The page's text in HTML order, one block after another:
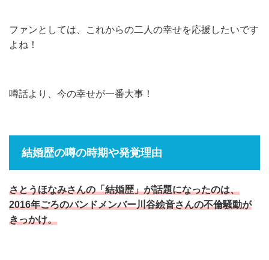
ファンとしては、これからの二人の幸せを応援したいです
よね！
噂話より、今の幸せが一番大事！
結婚歴の噂の時期や発覚理由
さとうほなみさんの「結婚歴」が話題になったのは、
2016年ごろのバンドメンバー川谷絵音さんの不倫騒動が
きっかけ。